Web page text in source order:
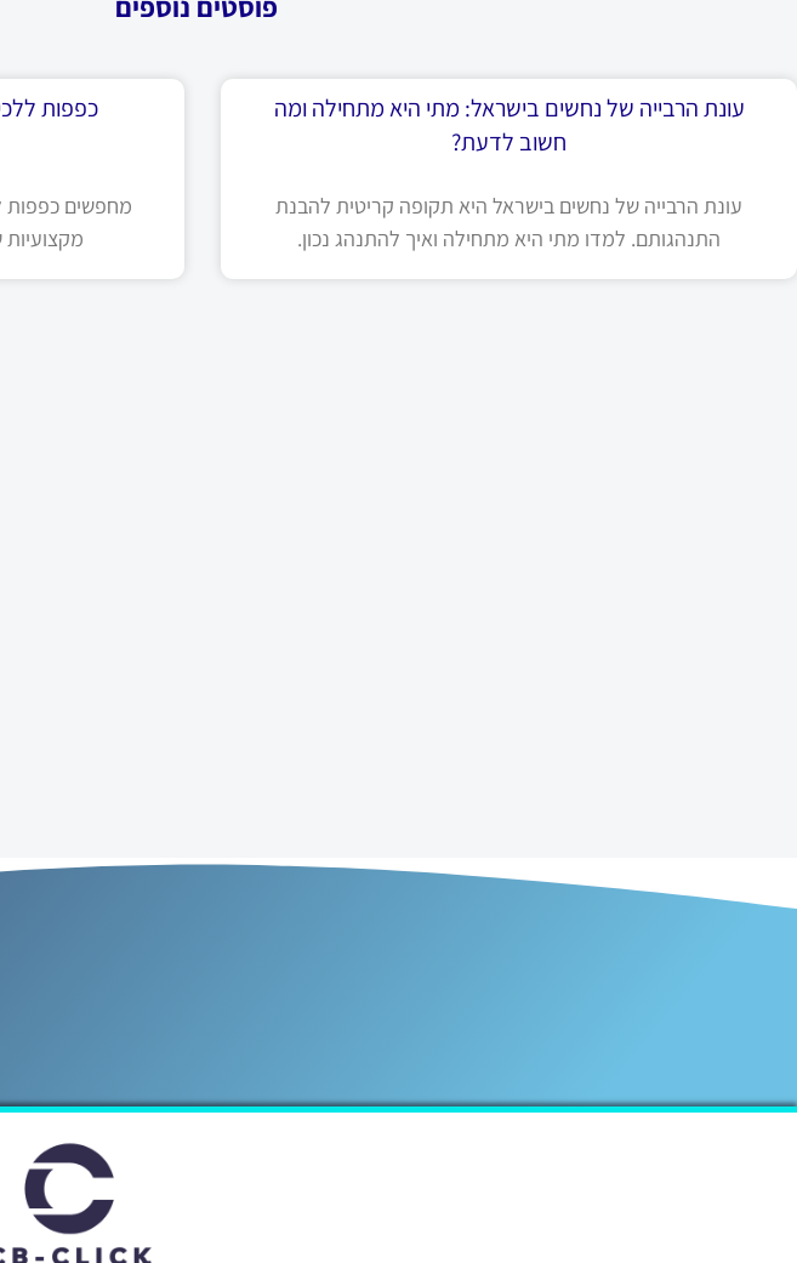
עונת הרבייה של נחשים בישראל: מתי היא מתחילה ומה
חשוב לדעת?
עונת הרבייה של נחשים בישראל היא תקופה קריטית להבנת
התנהגותם. למדו מתי היא מתחילה ואיך להתנהג נכון.
כפפות
מחפשים כפפות
מקצועיות